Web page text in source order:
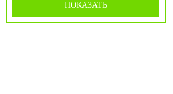
ПОКАЗАТЬ